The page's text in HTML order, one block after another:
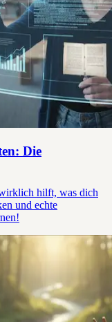
Die
hilft, was dich
und echte